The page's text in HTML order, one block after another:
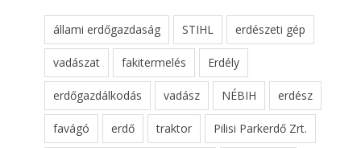
állami erdőgazdaság STIHL erdészeti gép
vadászat fakitermelés Erdély
erdőgazdálkodás vadász NÉBIH erdész
favágó erdő traktor Pilisi Parkerdő Zrt.